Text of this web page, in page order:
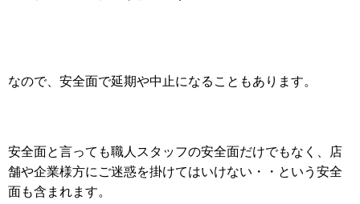
なので、安全面で延期や中止になることもあります。
安全面と言っても職人スタッフの安全面だけでもなく、店
舗や企業様方にご迷惑を掛けてはいけない・・という安全
面も含まれます。